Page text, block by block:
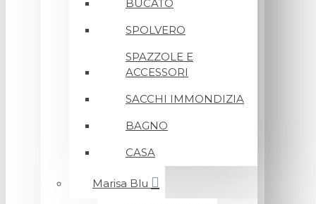
BUCATO
SPOLVERO
SPAZZOLE E
ACCESSORI
SACCHI IMMONDIZIA
BAGNO
CASA
Marisa Blu